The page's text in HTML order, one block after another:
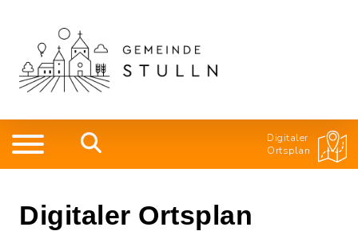
Digitaler
Ortsplan
Digitaler Ortsplan